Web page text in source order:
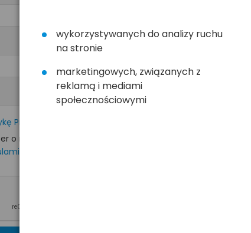
Prywatności
o nowościach i
wykorzystywanych do analizy ruchu
na stronie
marketingowych, związanych z
reklamą i mediami
społecznościowymi